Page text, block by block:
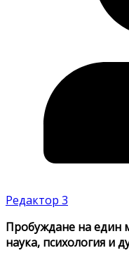
Редактор 3
Пробуждане на един
наука, психология и